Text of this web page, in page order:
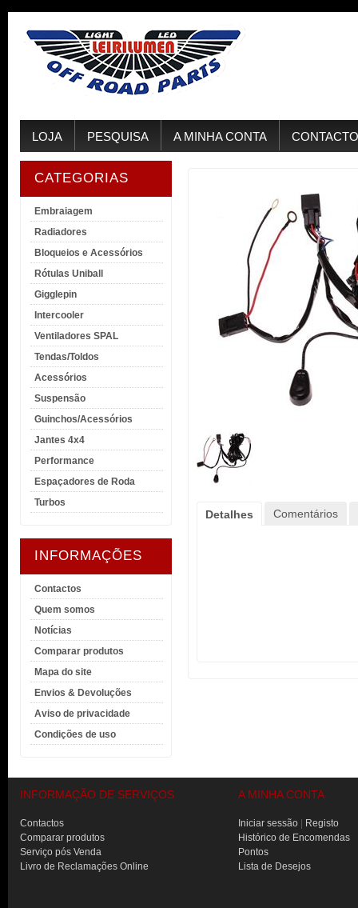
LOJA PESQUISA A MINHA CONTA
CATEGORIAS
Embraiagem
Radiadores
Bloqueios e Acessórios
Rótulas Uniball
Gigglepin
Intercooler
Ventiladores SPAL
Tendas/Toldos
Acessórios
Suspensão
Guinchos/Acessórios
Jantes 4x4
Performance
Espaçadores de Roda
Turbos
INFORMAÇÕES
Contactos
Quem somos
Notícias
Comparar produtos
Mapa do site
Envios & Devoluções
Aviso de privacidade
Condições de uso
Detalhes Comentários
INFORMAÇÃO DE SERVIÇOS
Contactos
Comparar produtos
Serviço pós Venda
Livro de Reclamações Online
A MINHA CONTA
Iniciar sessão
Registo
Histórico de Encomendas
Pontos
Lista de Desejos